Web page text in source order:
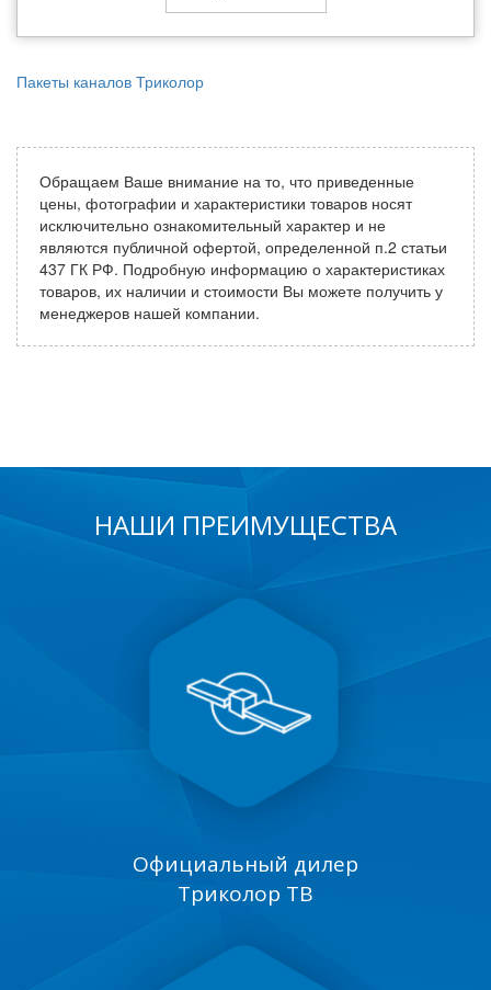
Пакеты каналов Триколор
Обращаем Ваше внимание на то, что приведенные
цены, фотографии и характеристики товаров носят
исключительно ознакомительный характер и не
являются публичной офертой, определенной п.2 статьи
437 ГК РФ. Подробную информацию о характеристиках
товаров, их наличии и стоимости Вы можете получить у
менеджеров нашей компании.
НАШИ ПРЕИМУЩЕСТВА
Официальный дилер
Триколор ТВ